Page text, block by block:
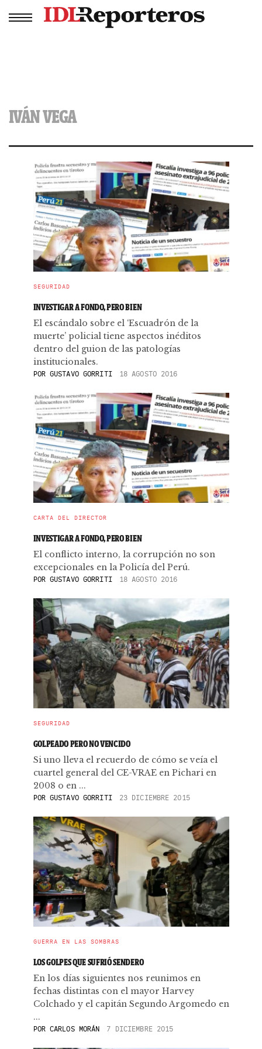
IVÁN VEGA
SEGURIDAD
INVESTIGAR A FONDO, PERO BIEN
El escándalo sobre el ‘Escuadrón de la
muerte’ policial tiene aspectos inéditos
dentro del guion de las patologías
institucionales.
POR GUSTAVO GORRITI 18 AGOSTO 2016
CARTA DEL DIRECTOR
INVESTIGAR A FONDO, PERO BIEN
El conflicto interno, la corrupción no son
excepcionales en la Policía del Perú.
POR GUSTAVO GORRITI 18 AGOSTO 2016
SEGURIDAD
GOLPEADO PERO NO VENCIDO
Si uno lleva el recuerdo de cómo se veía el
cuartel general del CE-VRAE en Pichari en
2008 o en ...
POR GUSTAVO GORRITI 23 DICIEMBRE 2015
GUERRA EN LAS SOMBRAS
LOS GOLPES QUE SUFRIÓ SENDERO
En los días siguientes nos reunimos en
fechas distintas con el mayor Harvey
Colchado y el capitán Segundo Argomedo en
...
PORCARLOS MORÁN 7 DICIEMBRE 2015